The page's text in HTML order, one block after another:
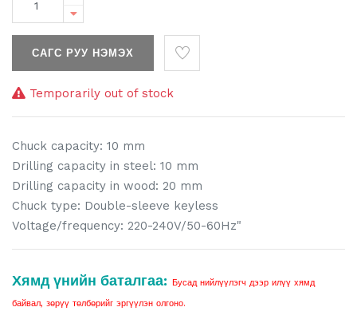
САГС РУУ НЭМЭХ
Temporarily out of stock
Chuck capacity: 10 mm
Drilling capacity in steel: 10 mm
Drilling capacity in wood: 20 mm
Chuck type: Double-sleeve keyless
Voltage/frequency: 220-240V/50-60Hz"
Хямд үнийн баталгаа: Бусад нийлүүлэгч дээр илүү хямд
байвал, зөрүү төлбөрийг эргүүлэн олгоно.